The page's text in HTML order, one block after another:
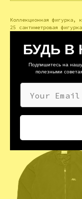
Коллекционная фигурка,
25 сантиметровая
Выпуск 2023-2024
Материал: Пластик
БУДЬ В
Подпишитесь на
полезными
Your Email